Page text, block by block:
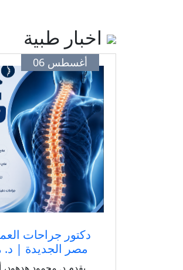
اخبار طبية
أغسطس 06
دكتور جراحات
مصر الجديدة |